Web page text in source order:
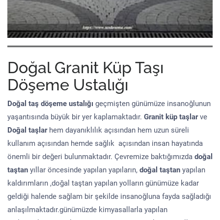
Doğal Granit Küp Taşı
Döşeme Ustalığı
Doğal taş döşeme ustalığı geçmişten günümüze insanoğlunun
yaşantısında büyük bir yer kaplamaktadır. Granit küp taşlarve
Doğal taşlar hem dayanıklılık açısından hem uzun süreli
kullanım açısından hemde sağlık açısından insan hayatında
önemli bir değeri bulunmaktadır. Çevremize baktığımızda doğal
taştan yıllar öncesinde yapılan yapıların, doğal taştan yapılan
kaldırımların ,doğal taştan yapılan yolların günümüze kadar
geldiği halende sağlam bir şekilde insanoğluna fayda sağladığı
anlaşılmaktadır.günümüzde kimyasallarla yapılan